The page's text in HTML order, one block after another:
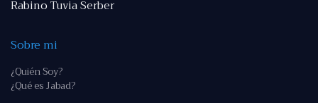
Rabino Tuvia Serber
Sobre mi
¿Quién Soy?
¿Qué es Jabad?